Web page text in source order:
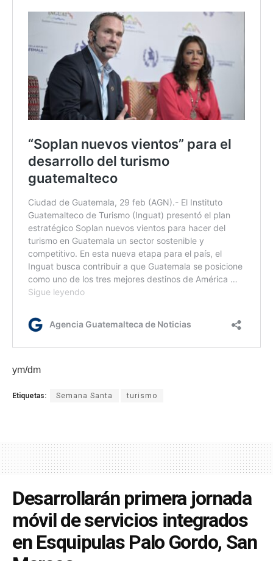
ym/dm
Etiquetas: Semana Santa turismo
Desarrollarán primera jornada
móvil de servicios integrados
en Esquipulas Palo Gordo, San